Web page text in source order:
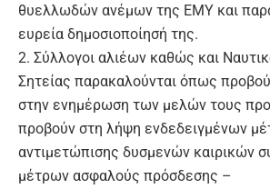
θυελλωδών ανέμων της ΕΜΥ και
ευρεία δημοσιοποίησή της.
2. Σύλλογοι αλιέων καθώς και
Σητείας παρακαλούνται όπως
στην ενημέρωση των μελών τους
προβούν στη λήψη ενδεδειγμένων
αντιμετώπισης δυσμενών καιρικών
μέτρων ασφαλούς πρόσδεσης –